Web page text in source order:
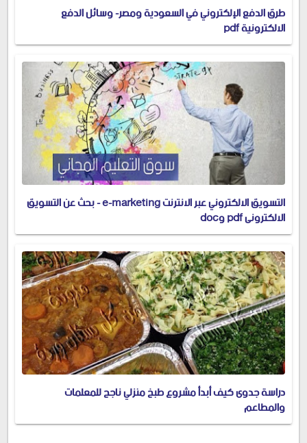
طرق الدفع الإلكتروني في السعودية ومصر- وسائل الدفع
الالكترونية pdf
التسويق الالكتروني عبر الانترنت e-marketing - بحث عن التسويق
الالكتروني pdf وdoc
دراسة جدوى كيف أبدأ مشروع طبخ منزلي ناجح للمعلمات
والمطاعم